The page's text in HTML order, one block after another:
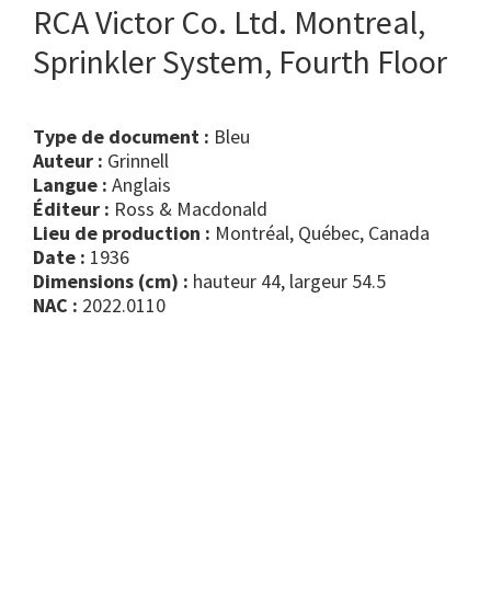
RCA Victor Co. Ltd. Montreal,
Sprinkler System, Fourth Floor
Type de document :
bleu
Auteur : Grinnell
Langue : Anglais
Éditeur : Ross & Macdonald
Lieu de production : Montréal, Québec, Canada
Date : 1936
Dimensions (cm) : hauteur 44, largeur 54.5
NAC : 2022.0110